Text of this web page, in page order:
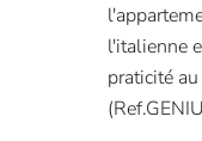
l'italienne
praticité